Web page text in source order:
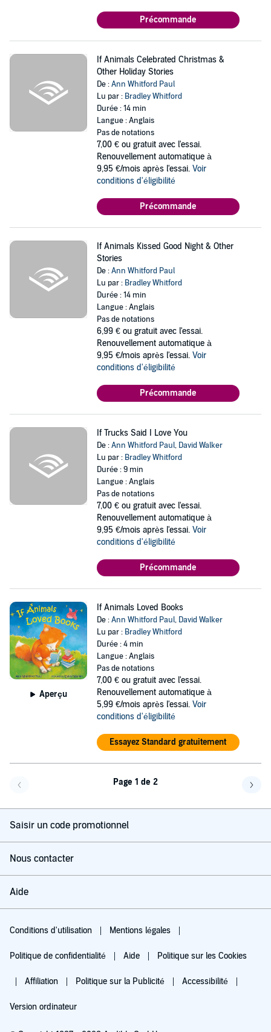
Précommande
If Animals Celebrated Christmas &
Other Holiday Stories
De :Ann Whitford Paul
Lu par : Bradley Whitford
Durée : 14 min
Langue : Anglais
Pas de notations
7,00 € ou gratuit avec l'essai.
Renouvellement automatique à
9,95 €/mois après l'essai. Voir
conditions d'éligibilité
Précommande
If Animals Kissed Good Night & Other
Stories
De :Ann Whitford Paul
Lu par : Bradley Whitford
Durée : 14 min
Langue : Anglais
Pas de notations
6,99 € ou gratuit avec l'essai.
Renouvellement automatique à
9,95 €/mois après l'essai. Voir
conditions d'éligibilité
Précommande
If Trucks Said I Love You
De :Ann Whitford Paul, David Walker
Lu par : Bradley Whitford
Durée : 9 min
Langue : Anglais
Pas de notations
7,00 € ou gratuit avec l'essai.
Renouvellement automatique à
9,95 €/mois après l'essai. Voir
conditions d'éligibilité
Précommande
Aperçu
If Animals Loved Books
De :Ann Whitford Paul, David Walker
Lu par : Bradley Whitford
Durée : 4 min
Langue : Anglais
Pas de notations
7,00 € ou gratuit avec l'essai.
Renouvellement automatique à
5,99 €/mois après l'essai. Voir
conditions d'éligibilité
Essayez Standard gratuitement
Page 1 de 2
Saisir un code promotionnel
Nous contacter
Aide
Conditions d'utilisation Mentions légales
Politique de confidentialité Aide Politique sur les Cookies
Affiliation Politique sur la Publicité Accessibilité
Version ordinateur